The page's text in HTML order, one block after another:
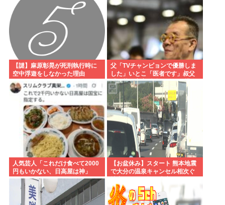
【謎】麻原彰晃が死刑執行時に
空中浮遊をしなかった理由
父「TVチャンピョンで優勝しま
した」いとこ「医者です」叔父
「三菱の宇宙/防衛開発の結構偉
い人です」
人気芸人「これだけ食べて2000
円もいかない、日高屋は神」
【お盆休み】スタート 熊本地震
で大分の温泉キャンセル相次ぐ